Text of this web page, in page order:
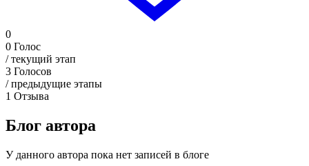
0
0 Голос
/ текущий этап
3 Голосов
/ предыдущие этапы
1 Отзыва
Блог автора
У данного автора пока нет записей в блоге